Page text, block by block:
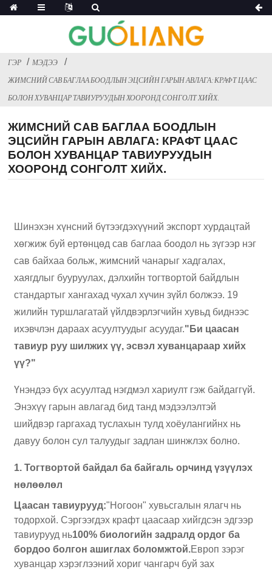
ГЭР
МЭДЭЭ
ЖИМСНИЙ САВ БАГЛАА БООДЛЫН ЭЦСИЙН ГАРЫН АВЛАГА: КРАФТ ЦААС
БОЛОН ХУВАНЦАР ТАВИУРУУДЫН ХООРОНД СОНГОЛТ ХИЙХ.
ЖИМСНИЙ САВ БАГЛАА БООДЛЫН
ЭЦСИЙН ГАРЫН АВЛАГА: КРАФТ ЦААС
БОЛОН ХУВАНЦАР ТАВИУРУУДЫН
ХООРОНД СОНГОЛТ ХИЙХ.
Шинэхэн хүнсний бүтээгдэхүүний экспорт хурдацтай
хөгжиж буй ертөнцөд сав баглаа боодол нь зүгээр нэг
сав байхаа больж, жимсний чанарыг хадгалах,
хаягдлыг бууруулах, дэлхийн тогтвортой байдлын
стандартыг хангахад чухал хүчин зүйл болжээ. 19
жилийн туршлагатай үйлдвэрлэгчийн хувьд биднээс
ихэвчлэн дараах асуултуудыг асуудаг."Би цаасан
тавиур руу шилжих үү, эсвэл хуванцараар хийх
үү?"
Үнэндээ бүх асуултад нэгдмэл хариулт гэж байдаггүй.
Энэхүү гарын авлагад бид танд мэдээлэлтэй
шийдвэр гаргахад туслахын тулд хоёулангийнх нь
давуу болон сул талуудыг задлан шинжлэх болно.
1. Тогтвортой байдал ба байгаль орчинд үзүүлэх
нөлөөлөл
Цаасан тавиурууд:"Ногоон" хувьсгалын ялагч нь
тодорхой. Сэргээгдэх крафт цаасаар хийгдсэн эдгээр
тавиурууд нь100% биологийн задралд ордог ба
бордоо болгон ашиглах боломжтой.Европ зэрэг
хуванцар хэрэглээний хориг чангарч буй зах